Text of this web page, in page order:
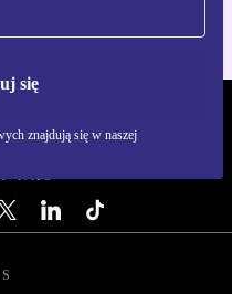
się
znajdują się w naszej
NAS